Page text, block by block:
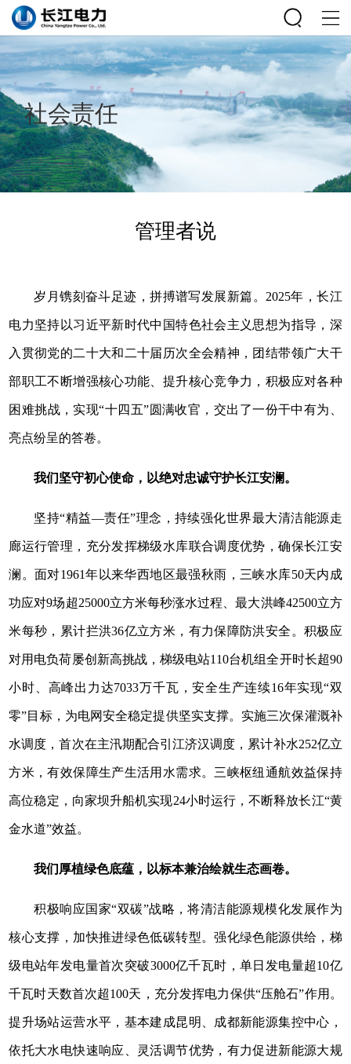
社会责任
管理者说
岁月镌刻奋斗足迹，拼搏谱写发展新篇。2025年，长江
电力坚持以习近平新时代中国特色社会主义思想为指导，深
入贯彻党的二十大和二十届历次全会精神，团结带领广大干
部职工不断增强核心功能、提升核心竞争力，积极应对各种
困难挑战，实现“十四五”圆满收官，交出了一份干中有为、
亮点纷呈的答卷。
我们坚守初心使命，以绝对忠诚守护长江安澜。
坚持“精益—责任”理念，持续强化世界最大清洁能源走
廊运行管理，充分发挥梯级水库联合调度优势，确保长江安
澜。面对1961年以来华西地区最强秋雨，三峡水库50天内成
功应对9场超25000立方米每秒涨水过程、最大洪峰42500立方
米每秒，累计拦洪36亿立方米，有力保障防洪安全。积极应
对用电负荷屡创新高挑战，梯级电站110台机组全开时长超90
小时、高峰出力达7033万千瓦，安全生产连续16年实现“双
零”目标，为电网安全稳定提供坚实支撑。实施三次保灌溉补
水调度，首次在主汛期配合引江济汉调度，累计补水252亿立
方米，有效保障生产生活用水需求。三峡枢纽通航效益保持
高位稳定，向家坝升船机实现24小时运行，不断释放长江“黄
金水道”效益。
我们厚植绿色底蕴，以标本兼治绘就生态画卷。
积极响应国家“双碳”战略，将清洁能源规模化发展作为
核心支撑，加快推进绿色低碳转型。强化绿色能源供给，梯
级电站年发电量首次突破3000亿千瓦时，单日发电量超10亿
千瓦时天数首次超100天，充分发挥电力保供“压舱石”作用。
提升场站运营水平，基本建成昆明、成都新能源集控中心，
依托大水电快速响应、灵活调节优势，有力促进新能源大规